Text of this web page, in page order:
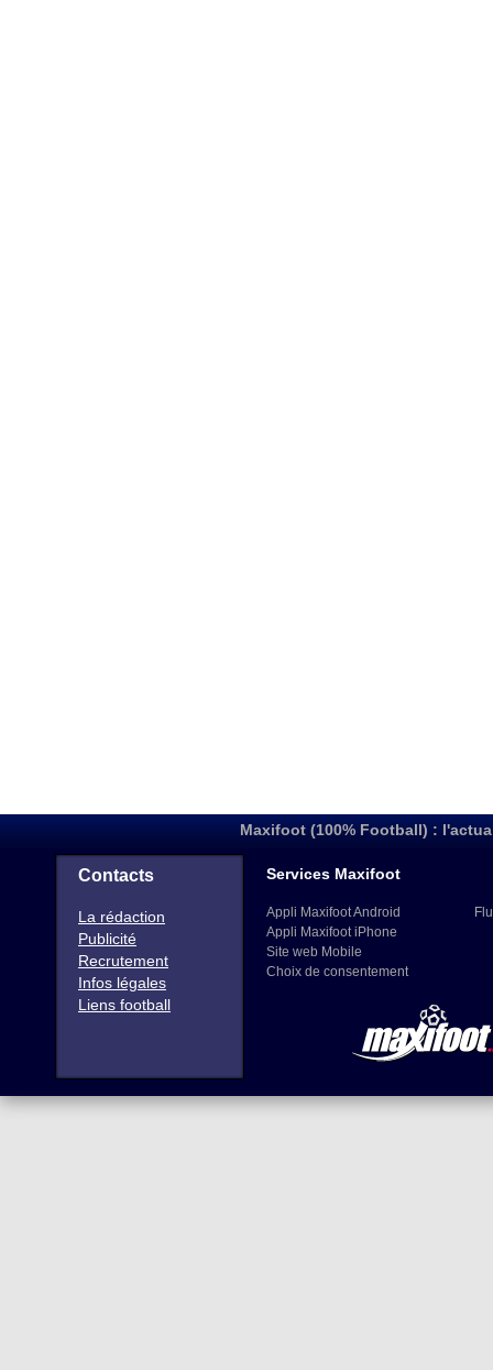
Maxifoot (100% Football) :
Contacts
La rédaction
Publicité
Recrutement
Infos légales
Liens football
Services Maxifoot
Appli Maxifoot Android
Appli Maxifoot iPhone
Site web Mobile
Choix de consentement